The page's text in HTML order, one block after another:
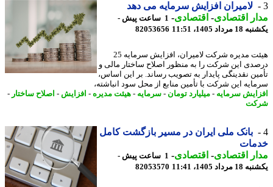
لامیران افزایش سرمایه می دهد
اقتصادی-اقتصادی- 1 ساعت پیش -
1405، 11:51
82053656
هیئت مدیره شرکت لامیران، افزایش سرمایه 25
این شرکت را به منظور اصلاح ساختار مالی و
نقدینگی پایدار به تصویب رساند. بر این اساس،
این شرکت با تأمین منابع از محل سود انباشته،
سرمایه -میلیارد تومان-سرمایه -هیئت مدیره-افزایش -اصلاح ساختار-
بانک ملی ایران در مسیر بازگشت کامل
اقتصادی-اقتصادی- 1 ساعت پیش -
1405، 11:41
82053570